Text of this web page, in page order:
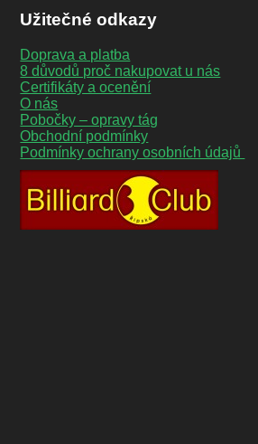
Užitečné odkazy
Doprava a platba
8 důvodů proč nakupovat u nás
Certifikáty a ocenění
O nás
Pobočky – opravy tág
Obchodní podmínky
Podmínky ochrany osobních údajů